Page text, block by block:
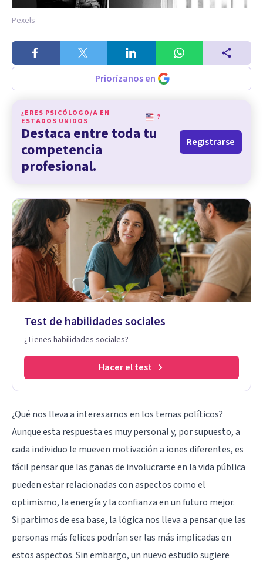
Pexels
Priorízanos en
¿ERES PSICÓLOGO/A EN
ESTADOS UNIDOS
?
Destaca entre toda tu
competencia
profesional.
Registrarse
Test de habilidades sociales
¿Tienes habilidades sociales?
Hacer el test
¿Qué nos lleva a interesarnos en los temas políticos?
Aunque esta respuesta es muy personal y, por supuesto, a
cada individuo le mueven motivación a iones diferentes, es
fácil pensar que las ganas de involucrarse en la vida pública
pueden estar relacionadas con aspectos como el
optimismo, la energía y la confianza en un futuro mejor.
Si partimos de esa base, la lógica nos lleva a pensar que las
personas másfelices podrían ser las más implicadas en
estos aspectos. Sin embargo, un nuevo estudio sugiere